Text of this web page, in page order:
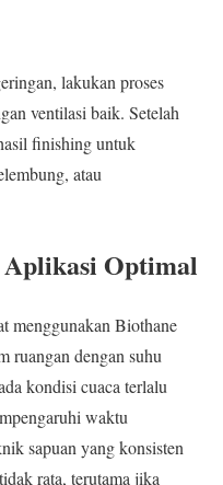
lakukan proses
ventilasi baik. Setelah
finishing untuk
atau
Optimal
menggunakan Biothane
ruangan dengan suhu
kondisi cuaca terlalu
waktu
sapuan yang konsisten
rata, terutama jika